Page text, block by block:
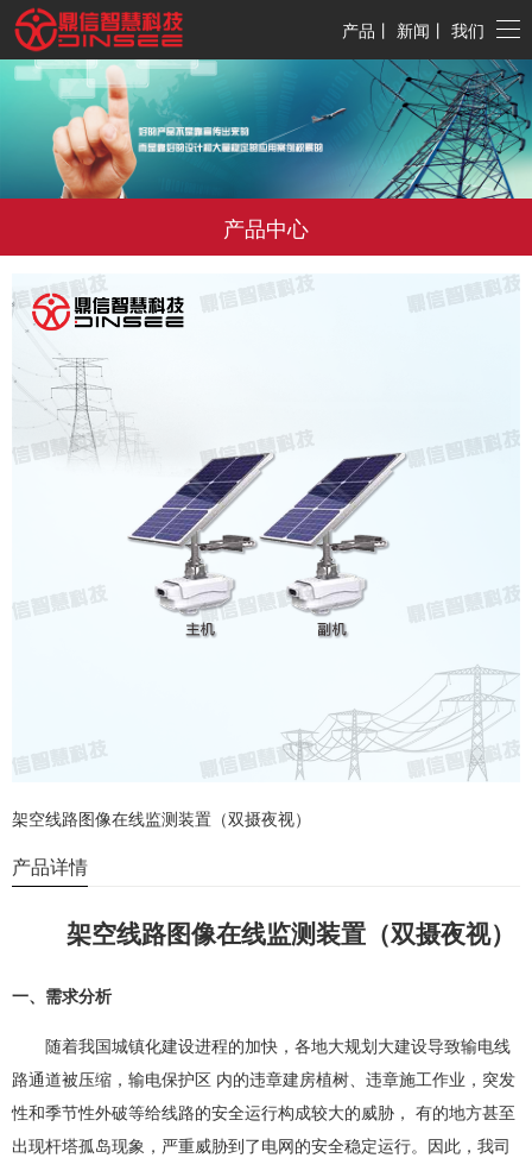
产品 丨 新闻 丨 我们
产品中心
架空线路图像在线监测装置（双摄夜视）
产品详情
架空线路图像在线监测装置（双摄夜视）
一、需求分析
随着我国城镇化建设进程的加快，各地大规划大建设导致输电线
路通道被压缩，输电保护区 内的违章建房植树、违章施工作业，突发
性和季节性外破等给线路的安全运行构成较大的威胁， 有的地方甚至
出现杆塔孤岛现象，严重威胁到了电网的安全稳定运行。因此，我司